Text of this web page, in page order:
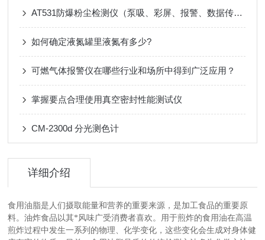
AT531防爆粉尘检测仪（泵吸、彩屏、报警、数据传输）
如何确定液氮罐里液氮有多少?
可燃气体报警仪在哪些行业和场所中得到广泛应用？
掌握要点合理使用真空密封性能测试仪
CM-2300d 分光测色计
详细介绍
食用油脂是人们摄取能量和营养的重要来源，是加工食品的重要原
料。油炸食品以其*风味广受消费者喜欢。用于煎炸的食用油在高温
煎炸过程中发生一系列的物理、化学变化，这些变化会生成对身体健